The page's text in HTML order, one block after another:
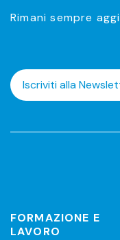
Rimani sempre
Iscriviti alla
FORMAZIONE E
LAVORO